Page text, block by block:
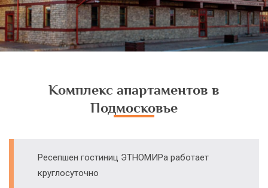
Комплекс апартаментов в
Подмосковье
Ресепшен гостиниц ЭТНОМИРа работает
круглосуточно